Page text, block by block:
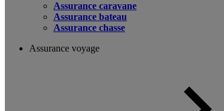
Assurance caravane
Assurance bateau
Assurance chasse
Assurance voyage